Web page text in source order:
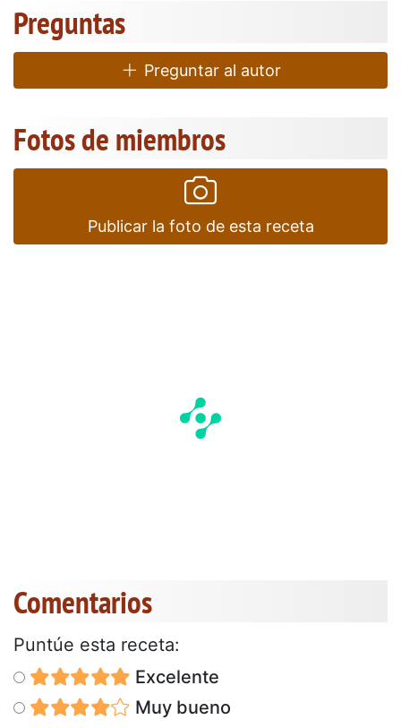
Preguntas
Preguntar al autor
Fotos de miembros
Publicar la foto de esta receta
Comentarios
Puntúe esta receta:
Excelente
Muy bueno